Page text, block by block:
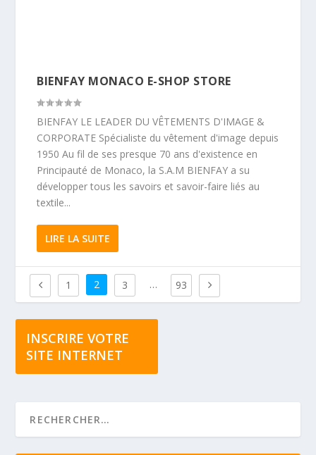
BIENFAY MONACO E-SHOP STORE
BIENFAY LE LEADER DU VÊTEMENTS D'IMAGE &
CORPORATE Spécialiste du vêtement d'image depuis
1950 Au fil de ses presque 70 ans d'existence en
Principauté de Monaco, la S.A.M BIENFAY a su
développer tous les savoirs et savoir-faire liés au
textile...
LIRE LA SUITE
1 2 3 … 93
INSCRIRE VOTRE
SITE INTERNET